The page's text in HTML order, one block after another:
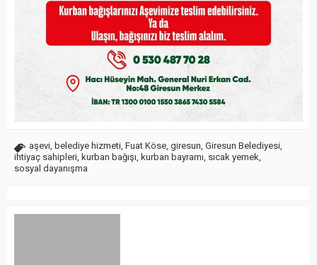
aşevi belediye hizmeti Fuat Köse giresun Giresun Belediyesi
ihtiyaç sahipleri kurban bağışı kurban bayramı sıcak yemek
sosyal dayanışma